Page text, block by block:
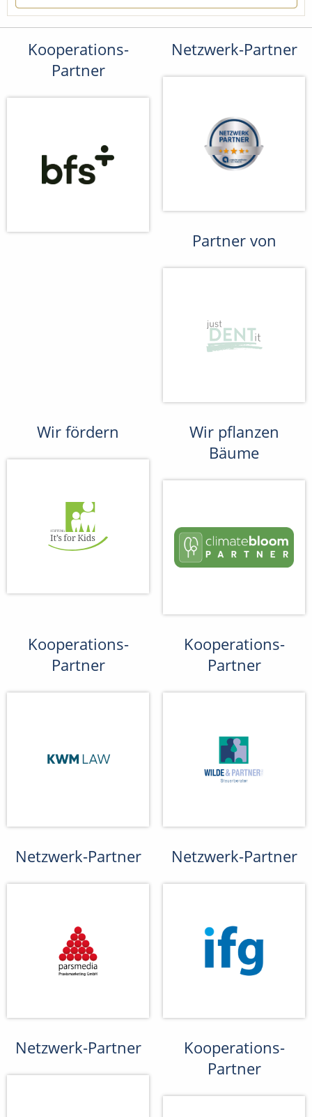
Kooperations-
Partner
Netzwerk-Partner
Partner von
Wir fördern
Wir pflanzen
Bäume
Kooperations-
Partner
Kooperations-
Partner
Netzwerk-Partner Netzwerk-Partner
Netzwerk-Partner
Kooperations-
Partner